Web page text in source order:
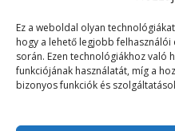
Ez a weboldal olyan
hogy a lehető legjobb
során. Ezen technológiákhoz való
funkciójának használatát, míg a
bizonyos funkciók és